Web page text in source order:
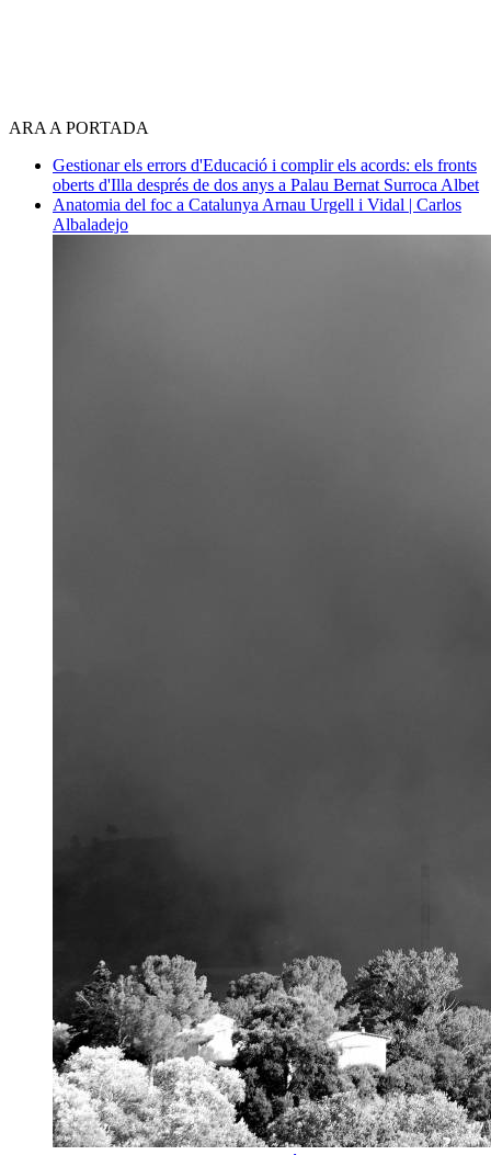
ARA A PORTADA
Gestionar els errors d'Educació i complir els acords: els fronts
oberts d'Illa després de dos anys a Palau Bernat Surroca Albet
Anatomia del foc a Catalunya Arnau Urgell i Vidal | Carlos
Albaladejo